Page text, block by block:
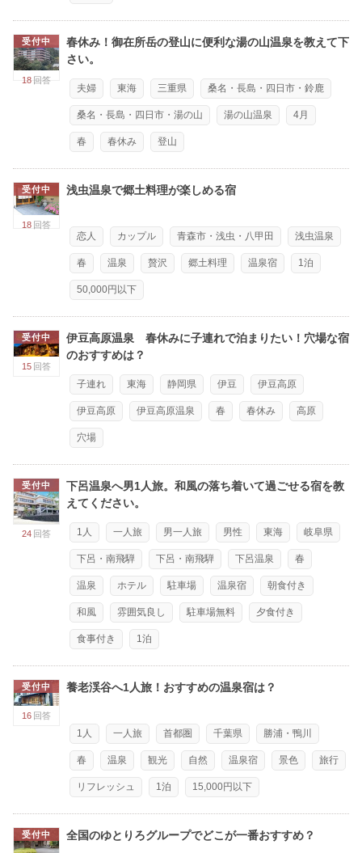
受付中
18 回答
春休み！御在所岳の登山に便利な湯の山温泉を教えて下
さい。
夫婦 東海 三重県 桑名・長島・四日市・鈴鹿
桑名・長島・四日市・湯の山 湯の山温泉 4月
春 春休み 登山
受付中
18 回答
浅虫温泉で郷土料理が楽しめる宿
恋人 カップル 青森市・浅虫・八甲田 浅虫温泉
春 温泉 贅沢 郷土料理 温泉宿 1泊
50,000円以下
受付中
15 回答
伊豆高原温泉 春休みに子連れで泊まりたい！穴場な宿
のおすすめは？
子連れ 東海 静岡県 伊豆 伊豆高原
伊豆高原 伊豆高原温泉 春 春休み 高原
穴場
受付中
24 回答
下呂温泉へ男1人旅。和風の落ち着いて過ごせる宿を教
えてください。
1人 一人旅 男一人旅 男性 東海 岐阜県
下呂・南飛騨 下呂・南飛騨 下呂温泉 春
温泉 ホテル 駐車場 温泉宿 朝食付き
和風 雰囲気良し 駐車場無料 夕食付き
食事付き 1泊
受付中
16 回答
養老渓谷へ1人旅！おすすめの温泉宿は？
1人 一人旅 首都圏 千葉県 勝浦・鴨川
春 温泉 観光 自然 温泉宿 景色 旅行
リフレッシュ 1泊 15,000円以下
受付中 全国のゆとりろグループでどこが一番おすすめ？